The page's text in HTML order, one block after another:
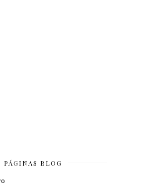
PÁGINAS BLOG